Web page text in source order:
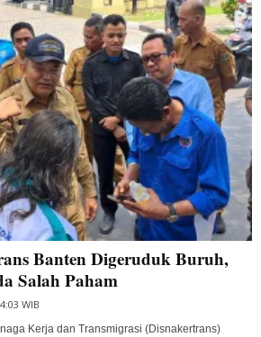
Banten Digeruduk Buruh,
Salah Paham
WIB
Kerja dan Transmigrasi (Disnakertrans)